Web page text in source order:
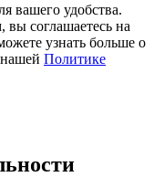
вашего удобства.
соглашаетесь на
узнать больше о
Политике